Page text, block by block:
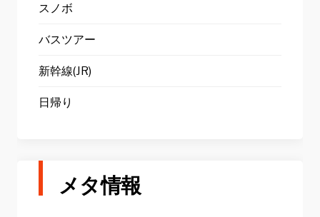
スノボ
バスツアー
新幹線(JR)
日帰り
メタ情報